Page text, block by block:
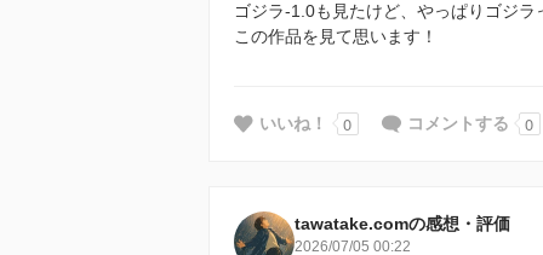
ゴジラ-1.0も見たけど、やっぱりゴジラ
この作品を見て思います！
いいね！ 0 コメントする 0
tawatake.comの感想・評価
2026/07/05 00:22